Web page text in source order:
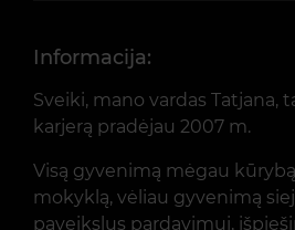
Informacija:
Sveiki, mano vardas Tatjana,
karjerą pradėjau 2007 m.
Visą gyvenimą mėgau
mokyklą, vėliau gyvenimą
paveikslus pardavimui,